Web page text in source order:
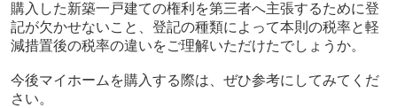
購入した新築一戸建ての権利を第三者へ主張するために登
記が欠かせないこと、登記の種類によって本則の税率と軽
減措置後の税率の違いをご理解いただけたでしょうか。
今後マイホームを購入する際は、ぜひ参考にしてみてくだ
さい。